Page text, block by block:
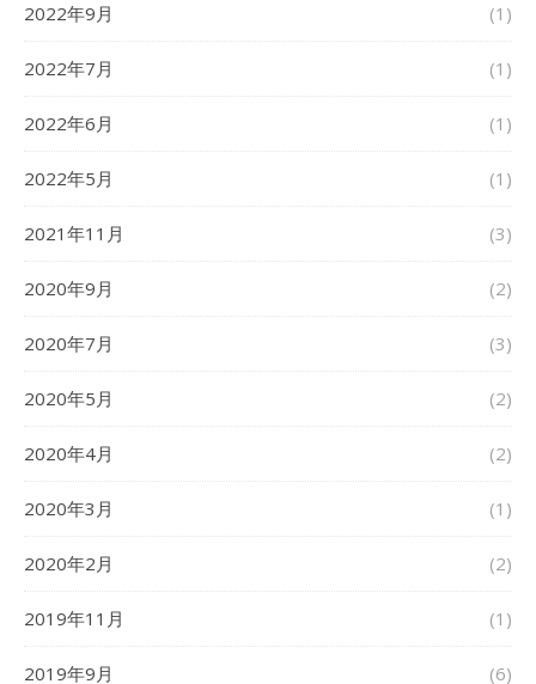
2022年9月 (1)
2022年7月 (1)
2022年6月 (1)
2022年5月 (1)
2021年11月 (3)
2020年9月 (2)
2020年7月 (3)
2020年5月 (2)
2020年4月 (2)
2020年3月 (1)
2020年2月 (2)
2019年11月 (1)
2019年9月 (6)